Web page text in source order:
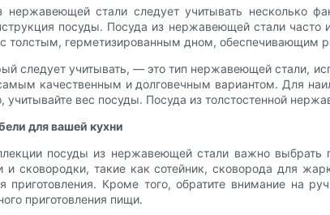
стали следует учитывать несколько
посуды. Посуда из нержавеющей стали
толстым, герметизированным дном, обеспечивающим
следует учитывать, — это тип нержавеющей стали,
качественным и долговечным вариантом. Для
учитывайте вес посуды. Посуда из толстостенной
для вашей кухни
посуды из нержавеющей стали важно
и сковородки, такие как сотейник, сковорода для
приготовления. Кроме того, обратите внимание на
приготовления пищи.